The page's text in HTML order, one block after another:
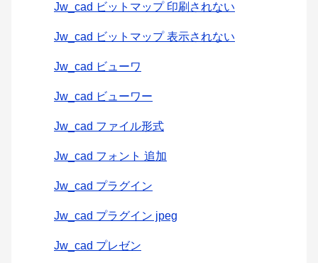
Jw_cad ビットマップ 印刷されない
Jw_cad ビットマップ 表示されない
Jw_cad ビューワ
Jw_cad ビューワー
Jw_cad ファイル形式
Jw_cad フォント 追加
Jw_cad プラグイン
Jw_cad プラグイン jpeg
Jw_cad プレゼン